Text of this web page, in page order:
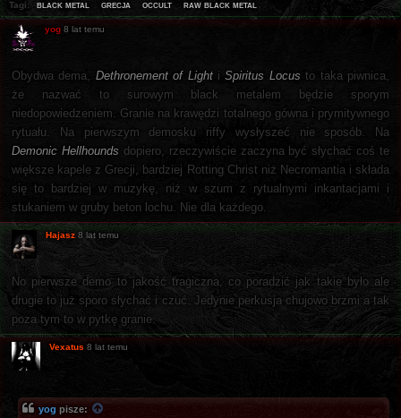
Tagi: black metal grecja occult raw black metal
yog 8 lat temu
Obydwa dema, Dethronement of LightiSpiritus Locus to taka piwnica,
że nazwać to surowym black metalem będzie sporym
niedopowiedzeniem. Granie na krawędzi totalnego gówna i prymitywnego
rytuału. Na pierwszym demosku riffy wysłyszeć nie sposób. Na
Demonic Hellhounds dopiero, rzeczywiście zaczyna być słychać coś te
większe kapele z Grecji, bardziej Rotting Christ niż Necromantia i składa
się to bardziej w muzykę, niż w szum z rytualnymi inkantacjami i
stukaniem w gruby beton lochu. Nie dla każdego.
Hajasz 8 lat temu
No pierwsze demo to jakość tragiczna, co poradzić jak takie było ale
drugie to już sporo słychać i czuć. Jedynie perkusja chujowo brzmi a tak
poza tym to w pytkę granie.
Vexatus 8 lat temu
yog pisze: